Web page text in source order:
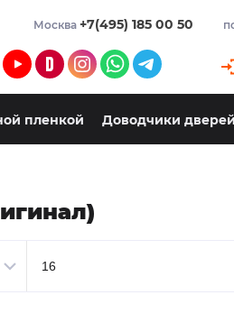
Москва +7(495) 185 00 50
пленкой Доводчики дверей